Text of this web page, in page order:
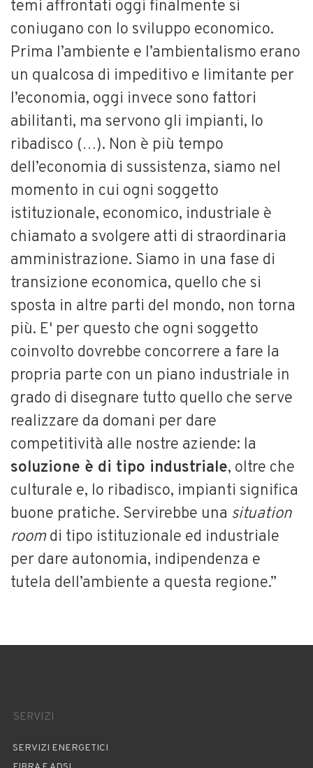
temi affrontati oggi finalmente si
coniugano con lo sviluppo economico.
Prima l’ambiente e l’ambientalismo erano
un qualcosa di impeditivo e limitante per
l’economia, oggi invece sono fattori
abilitanti, ma servono gli impianti, lo
ribadisco (…). Non è più tempo
dell’economia di sussistenza, siamo nel
momento in cui ogni soggetto
istituzionale, economico, industriale è
chiamato a svolgere atti di straordinaria
amministrazione. Siamo in una fase di
transizione economica, quello che si
sposta in altre parti del mondo, non torna
più. E' per questo che ogni soggetto
coinvolto dovrebbe concorrere a fare la
propria parte con un piano industriale in
grado di disegnare tutto quello che serve
realizzare da domani per dare
competitività alle nostre aziende: la
soluzione è di tipo industriale, oltre che
culturale e, lo ribadisco, impianti significa
buone pratiche. Servirebbe una situation
roomdi tipo istituzionale ed industriale
per dare autonomia, indipendenza e
tutela dell’ambiente a questa regione.”
SERVIZI
SERVIZI ENERGETICI